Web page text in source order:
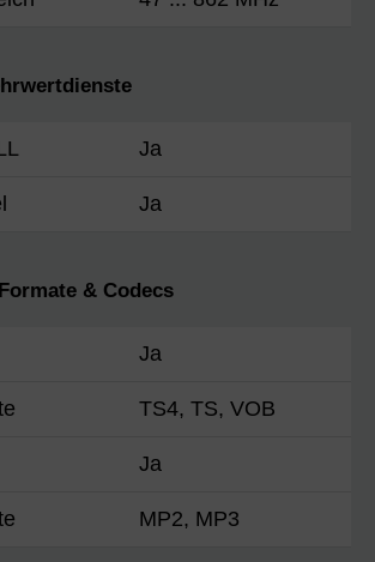
Ja
Ja
& Codecs
Ja
TS4, TS, VOB
Ja
MP2, MP3